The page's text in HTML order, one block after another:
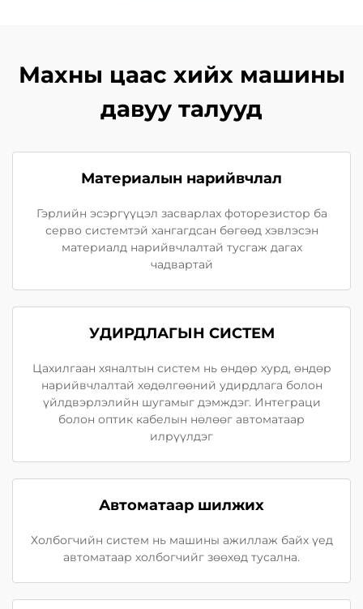
Махны цаас хийх машины
давуу талууд
Материалын нарийвчлал
Гэрлийн эсэргүүцэл засварлах фоторезистор ба
серво системтэй хангагдсан бөгөөд хэвлэсэн
материалд нарийвчлалтай тусгаж дагах
чадвартай
УДИРДЛАГЫН СИСТЕМ
Цахилгаан хяналтын систем нь өндөр хурд, өндөр
нарийвчлалтай хөдөлгөөний удирдлага болон
үйлдвэрлэлийн шугамыг дэмждэг. Интеграци
болон оптик кабелын нөлөөг автоматаар
илрүүлдэг
Автоматаар шилжих
Холбогчийн систем нь машины ажиллаж байх үед
автоматаар холбогчийг зөөхөд тусална.